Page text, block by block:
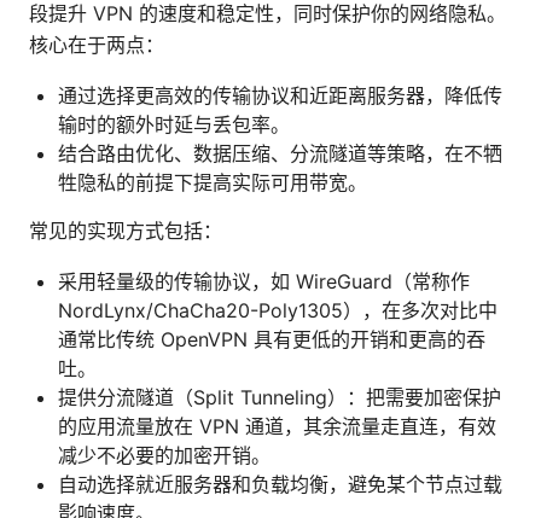
段提升 VPN 的速度和稳定性，同时保护你的网络隐私。
核心在于两点：
通过选择更高效的传输协议和近距离服务器，降低传
输时的额外时延与丢包率。
结合路由优化、数据压缩、分流隧道等策略，在不牺
牲隐私的前提下提高实际可用带宽。
常见的实现方式包括：
采用轻量级的传输协议，如 WireGuard（常称作
NordLynx/ChaCha20-Poly1305），在多次对比中
通常比传统 OpenVPN 具有更低的开销和更高的吞
吐。
提供分流隧道（Split Tunneling）：把需要加密保护
的应用流量放在 VPN 通道，其余流量走直连，有效
减少不必要的加密开销。
自动选择就近服务器和负载均衡，避免某个节点过载